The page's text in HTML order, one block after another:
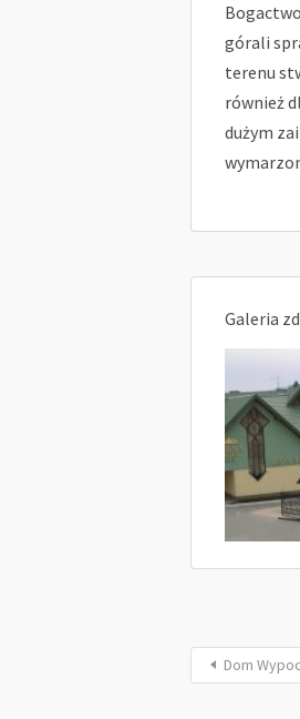
górali
terenu
również
dużym
Galeria
Dom